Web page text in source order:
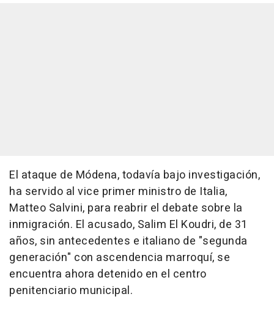
El ataque de Módena, todavía bajo investigación,
ha servido al vice primer ministro de Italia,
Matteo Salvini, para reabrir el debate sobre la
inmigración. El acusado, Salim El Koudri, de 31
años, sin antecedentes e italiano de "segunda
generación" con ascendencia marroquí, se
encuentra ahora detenido en el centro
penitenciario municipal.